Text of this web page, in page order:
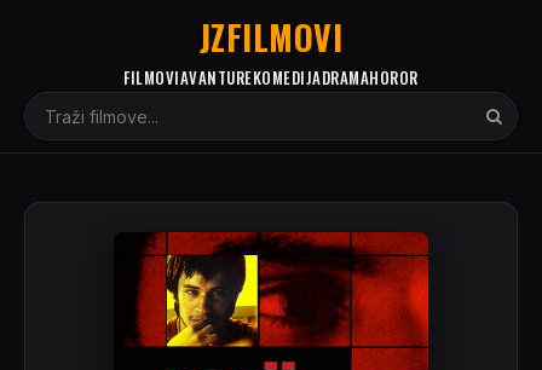
JZFILMOVI
FILMOVIAVANTUREKOMEDIJADRAMAHOROR